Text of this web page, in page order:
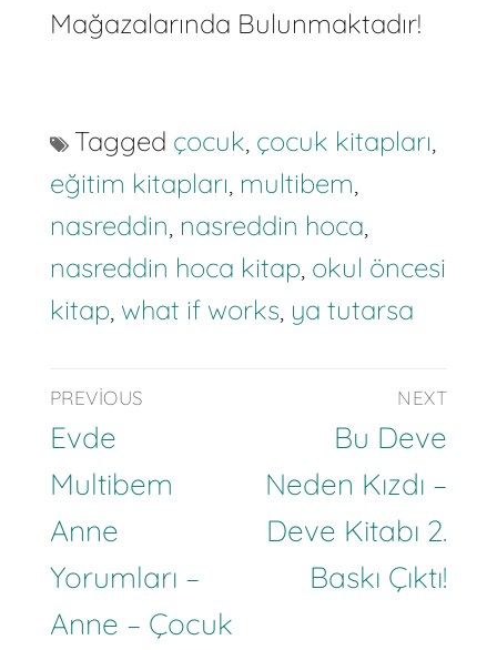
Mağazalarında Bulunmaktadır!
Tagged çocuk çocuk kitapları
eğitim kitapları multibem
nasreddin nasreddin hoca
nasreddin hoca kitap okul öncesi
kitap what if works ya tutarsa
PREVIOUS
Evde
Multibem
Anne
Yorumları –
Anne – Çocuk
NEXT
Bu Deve
Neden Kızdı –
Deve Kitabı 2.
Baskı Çıktı!